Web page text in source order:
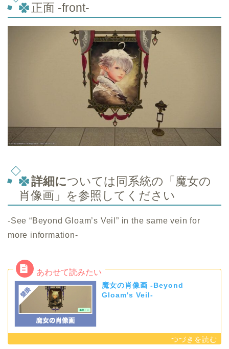
正面 -front-
詳細については同系統の「魔女の
肖像画」を参照してください
-See “Beyond Gloam’s Veil” in the same vein for
more information-
魔女の肖像画 -Beyond
Gloam's Veil-